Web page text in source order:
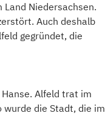
Niedersachsen.
Auch deshalb
gegründet, die
Alfeld trat im
wurde die Stadt, die im